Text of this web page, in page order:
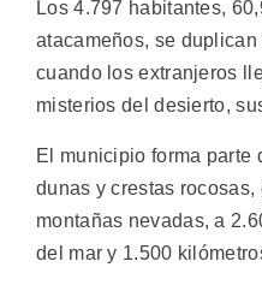
Los 4.797 habitantes,
atacameños, se
cuando los extranjeros
misterios del desierto,
El municipio forma parte
dunas y crestas
montañas nevadas, a
del mar y 1.500